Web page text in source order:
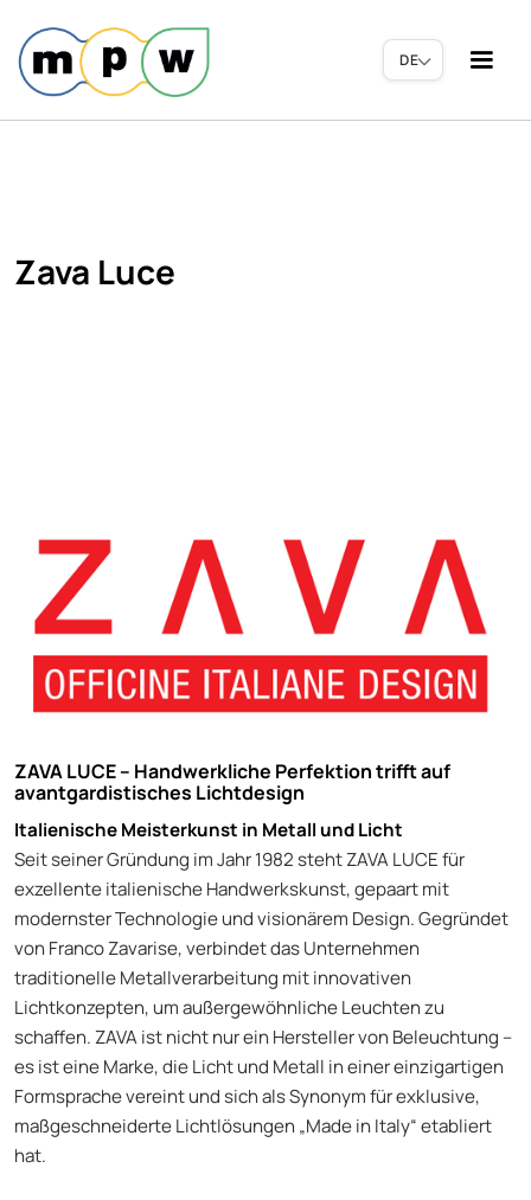
DE
Zava Luce
ZAVA LUCE – Handwerkliche Perfektion trifft auf
avantgardistisches Lichtdesign
Italienische Meisterkunst in Metall und Licht
Seit seiner Gründung im Jahr 1982 steht ZAVA LUCE für
exzellente italienische Handwerkskunst, gepaart mit
modernster Technologie und visionärem Design. Gegründet
von Franco Zavarise, verbindet das Unternehmen
traditionelle Metallverarbeitung mit innovativen
Lichtkonzepten, um außergewöhnliche Leuchten zu
schaffen. ZAVA ist nicht nur ein Hersteller von Beleuchtung –
es ist eine Marke, die Licht und Metall in einer einzigartigen
Formsprache vereint und sich als Synonym für exklusive,
maßgeschneiderte Lichtlösungen „Made in Italy“ etabliert
hat.